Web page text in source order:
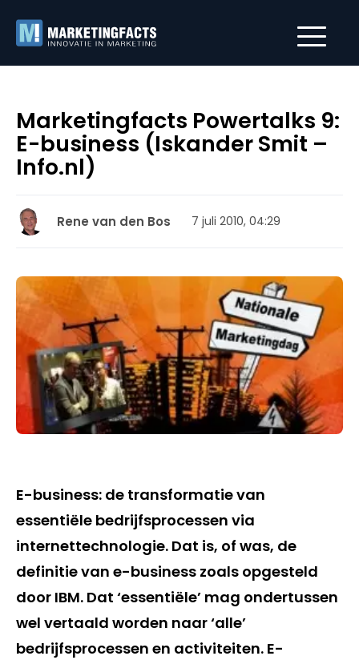
Marketingfacts Powertalks 9:
E-business (Iskander Smit –
Info.nl)
Rene van den Bos 7 juli 2010, 04:29
E-business: de transformatie van
essentiële bedrijfsprocessen via
internettechnologie. Dat is, of was, de
definitie van e-business zoals opgesteld
door IBM. Dat ‘essentiële’ mag ondertussen
wel vertaald worden naar ‘alle’
bedrijfsprocessen en activiteiten. E-